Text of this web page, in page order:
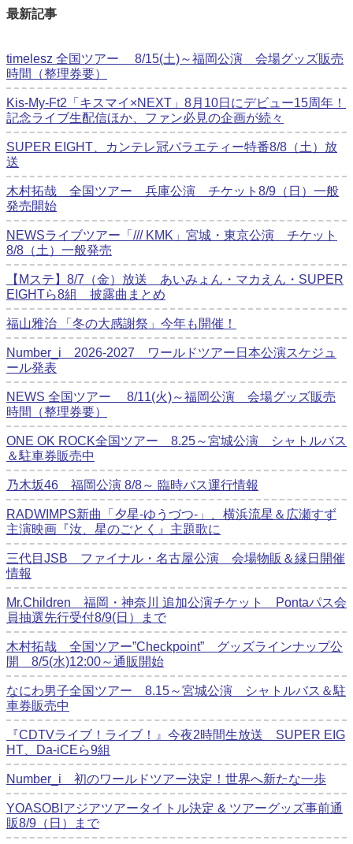
最新記事
timelesz 全国ツアー 8/15(土)～福岡公演 会場グッズ販売
時間（整理券要）
Kis-My-Ft2「キスマイ×NEXT」8月10日にデビュー15周年！
記念ライブ生配信ほか、ファン必見の企画が続々
SUPER EIGHT、カンテレ冠バラエティー特番8/8（土）放
送
木村拓哉 全国ツアー 兵庫公演 チケット8/9（日）一般
発売開始
NEWSライブツアー「/// KMK」宮城・東京公演 チケット
8/8（土）一般発売
【Mステ】8/7（金）放送 あいみょん・マカえん・SUPER
EIGHTら8組 披露曲まとめ
福山雅治 「冬の⼤感謝祭」今年も開催！
Number_i 2026‐2027 ワールドツアー日本公演スケジュ
ール発表
NEWS 全国ツアー 8/11(火)～福岡公演 会場グッズ販売
時間（整理券要）
ONE OK ROCK全国ツアー 8.25～宮城公演 シャトルバス
＆駐車券販売中
乃木坂46 福岡公演 8/8～ 臨時バス運行情報
RADWIMPS新曲「夕星-ゆうづつ-」、横浜流星＆広瀬すず
主演映画『汝、星のごとく』主題歌に
三代目JSB ファイナル・名古屋公演 会場物販＆縁日開催
情報
Mr.Children 福岡・神奈川 追加公演チケット Pontaパス会
員抽選先行受付8/9(日）まで
木村拓哉 全国ツアー”Checkpoint” グッズラインナップ公
開 8/5(水)12:00～通販開始
なにわ男子全国ツアー 8.15～宮城公演 シャトルバス＆駐
車券販売中
『CDTVライブ！ライブ！』今夜2時間生放送 SUPER EIG
HT、Da-iCEら9組
Number_i 初のワールドツアー決定！世界へ新たな一歩
YOASOBIアジアツアータイトル決定 & ツアーグッズ事前通
販8/9（日）まで